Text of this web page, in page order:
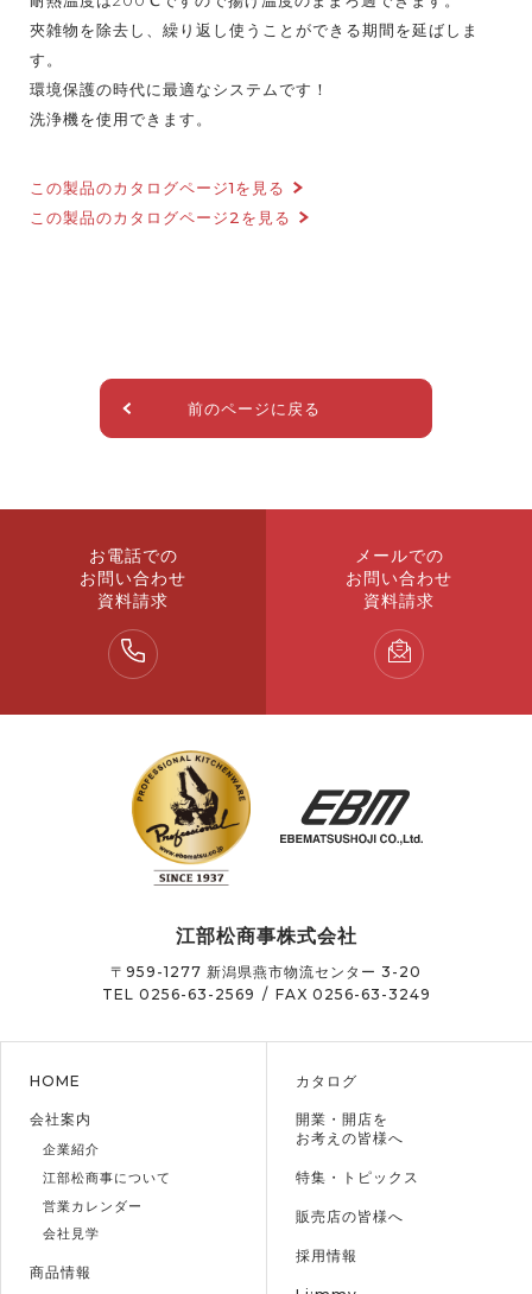
夾雑物を除去し、繰り返し使うことができる期間を延ばしま
す。
環境保護の時代に最適なシステムです！
洗浄機を使用できます。
この製品のカタログページ1を見る
この製品のカタログページ2を見る
前のページに戻る
お電話での
お問い合わせ
資料請求
メールでの
お問い合わせ
資料請求
江部松商事株式会社
〒959-1277 新潟県燕市物流センター 3-20
TEL 0256-63-2569 / FAX 0256-63-3249
HOME
会社案内
企業紹介
江部松商事について
営業カレンダー
会社見学
商品情報
カタログ
開業・開店を
お考えの皆様へ
特集・トピックス
販売店の皆様へ
採用情報